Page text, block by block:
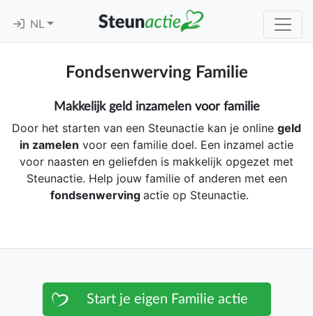
NL
Fondsenwerving Familie
Makkelijk geld inzamelen voor familie
Door het starten van een Steunactie kan je online geld
in zamelen voor een familie doel. Een inzamel actie
voor naasten en geliefden is makkelijk opgezet met
Steunactie. Help jouw familie of anderen met een
fondsenwerving actie op Steunactie.
Start je eigen Familie actie